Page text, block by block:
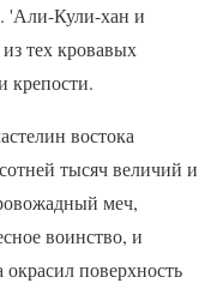
'Али-Кули-хан и
тех кровавых
крепости.
востока
тысяч величий и
меч,
воинство, и
поверхность